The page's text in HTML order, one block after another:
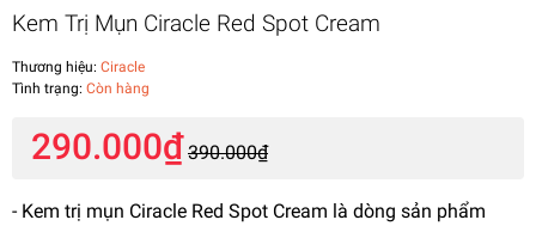
Kem Trị Mụn Ciracle Red Spot Cream
Thương hiệu: Ciracle
Tình trạng: Còn hàng
290.000₫ 390.000₫
- Kem trị mụn Ciracle Red Spot Cream là dòng sản phẩm